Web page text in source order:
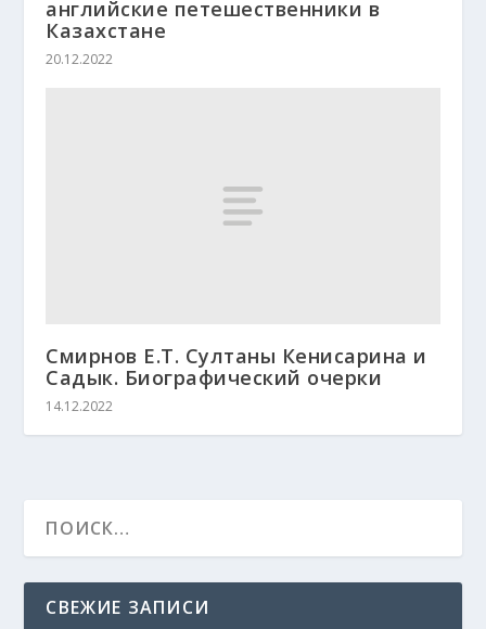
английские петешественники в
Казахстане
20.12.2022
Смирнов Е.Т. Султаны Кенисарина и
Садык. Биографический очерки
14.12.2022
СВЕЖИЕ ЗАПИСИ